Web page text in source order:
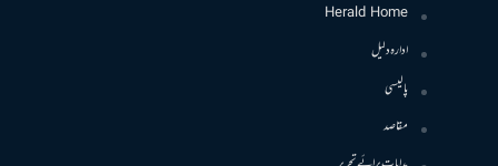
Herald Home
ادارہ دلیل
پالیسی
مقاصد